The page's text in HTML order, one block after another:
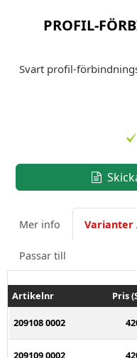
PROFIL-
Svart profil-
Mer info Varianter
Passar till
Artikelnr Pris
209108 0002
209109 0002